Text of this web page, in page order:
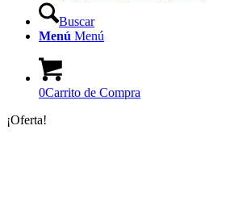
Buscar
Menú Menú
0Carrito de Compra
¡Oferta!